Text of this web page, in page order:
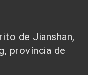
de Jianshan,
província de